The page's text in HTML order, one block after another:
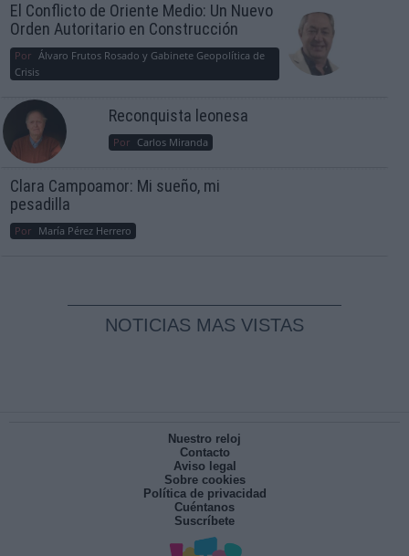
El Conflicto de Oriente Medio: Un Nuevo
Orden Autoritario en Construcción
Por Álvaro Frutos Rosado y Gabinete Geopolítica de
Crisis
Reconquista leonesa
Por Carlos Miranda
Clara Campoamor: Mi sueño, mi
pesadilla
Por María Pérez Herrero
NOTICIAS MAS VISTAS
Nuestro reloj
Contacto
Aviso legal
Sobre cookies
Política de privacidad
Cuéntanos
Suscríbete